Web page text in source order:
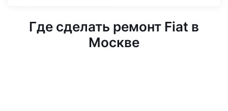
Где сделать ремонт Fiat в
Москве